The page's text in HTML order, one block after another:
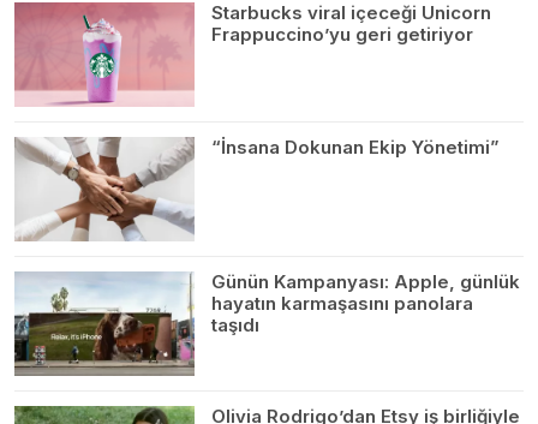
Starbucks viral içeceği Unicorn
Frappuccino’yu geri getiriyor
“İnsana Dokunan Ekip Yönetimi”
Günün Kampanyası: Apple, günlük
hayatın karmaşasını panolara
taşıdı
Olivia Rodrigo’dan Etsy iş birliğiyle